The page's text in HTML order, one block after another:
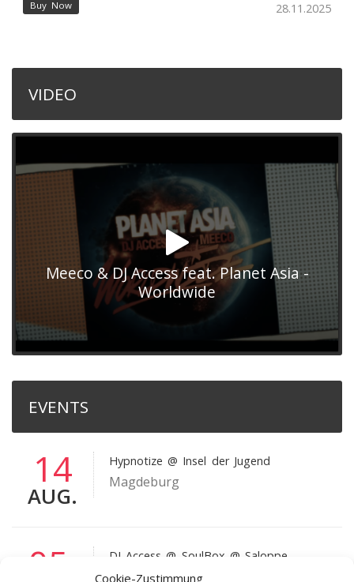
Cookie-Zustimmung
Buy Now 28.11.2025
VIDEO
Meeco & DJ Access feat. Planet Asia -
Worldwide
EVENTS
14
AUG.
Hypnotize @ Insel der Jugend
Magdeburg
05 DJ Access @ SoulBox @ Saloppe
Dresden